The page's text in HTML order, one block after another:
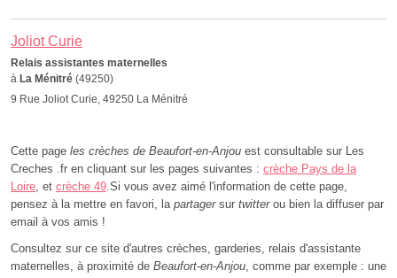
Joliot Curie
Relais assistantes maternelles
à La Ménitré (49250)
9 Rue Joliot Curie, 49250 La Ménitré
Cette page les crèches de Beaufort-en-Anjou est consultable sur Les
Creches .fr en cliquant sur les pages suivantes : crèche Pays de la
Loire, et crèche 49.Si vous avez aimé l'information de cette page,
pensez à la mettre en favori, la partagersur twitterou bien la diffuser par
email à vos amis !
Consultez sur ce site d'autres crèches, garderies, relais d'assistante
maternelles, à proximité de Beaufort-en-Anjou, comme par exemple : une